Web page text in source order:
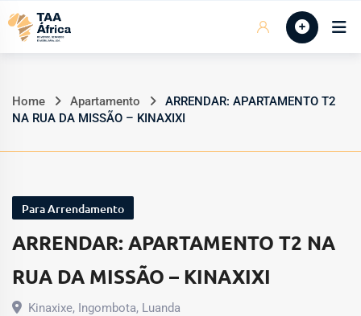
Skip
Início
Home Apartamento
ARRENDAR: APARTAMENTO T2
NA RUA DA MISSÃO – KINAXIXI
Para Arrendamento
ARRENDAR: APARTAMENTO T2 NA
RUA DA MISSÃO – KINAXIXI
Kinaxixe, Ingombota, Luanda